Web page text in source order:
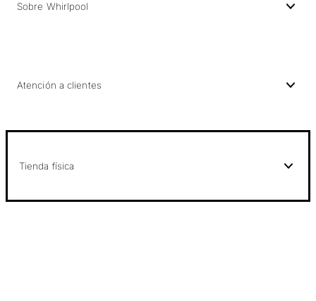
Sobre Whirlpool
Atención a clientes
Tienda física